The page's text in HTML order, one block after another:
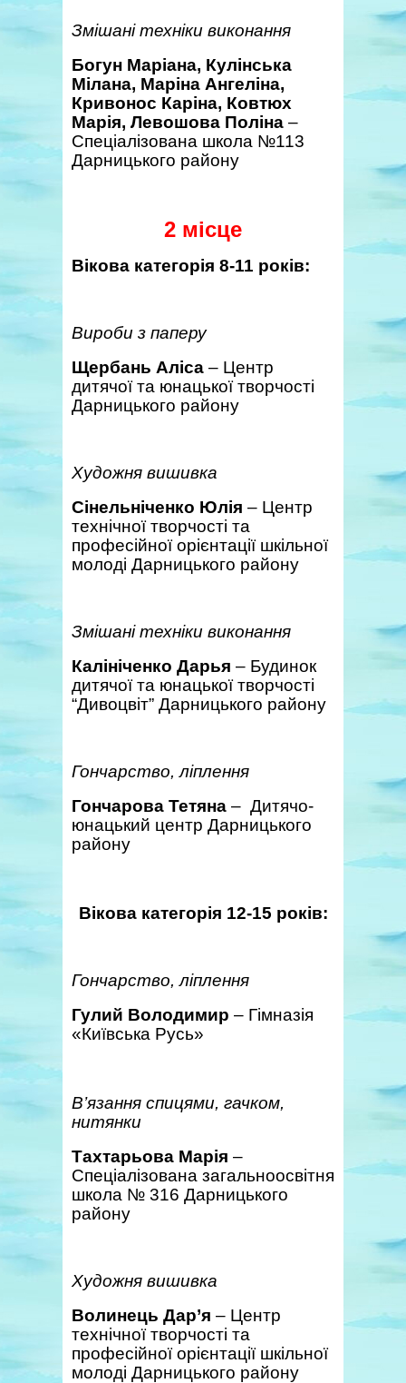
Змішані техніки виконання
Богун Маріана, Кулінська
Мілана, Маріна Ангеліна,
Кривонос Каріна, Ковтюх
Марія, Левошова Поліна –
Спеціалізована школа №113
Дарницького району
2 місце
Вікова категорія 8-11 років:
Вироби з паперу
Щербань Аліса – Центр
дитячої та юнацької творчості
Дарницького району
Художня вишивка
Сінельніченко Юлія – Центр
технічної творчості та
професійної орієнтації шкільної
молоді Дарницького району
Змішані техніки виконання
Калініченко Дарья – Будинок
дитячої та юнацької творчості
“Дивоцвіт” Дарницького району
Гончарство, ліплення
Гончарова Тетяна – Дитячо-
юнацький центр Дарницького
району
Вікова категорія 12-15 років:
Гончарство, ліплення
Гулий Володимир – Гімназія
«Київська Русь»
В’язання спицями, гачком,
нитянки
Тахтарьова Марія –
Спеціалізована загальноосвітня
школа № 316 Дарницького
району
Художня вишивка
Волинець Дар’я – Центр
технічної творчості та
професійної орієнтації шкільної
молоді Дарницького району